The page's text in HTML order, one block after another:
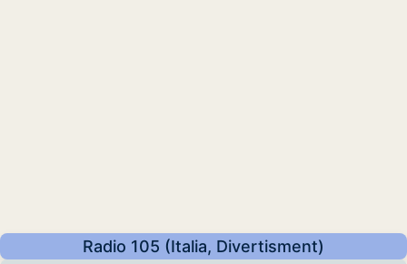
Radio 105 (Italia, Divertisment)